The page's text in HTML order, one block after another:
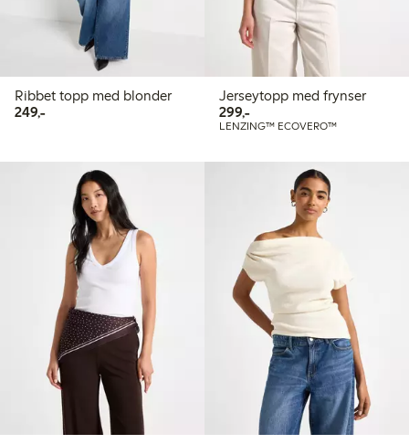
Ribbet topp med blonder
249,-249,00 kr
Jerseytopp med frynser
299,-299,00 kr
LENZING™ ECOVERO™